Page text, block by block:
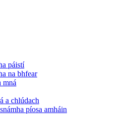
páistí
na bhfear
mná
a chlúdach
píosa amháin